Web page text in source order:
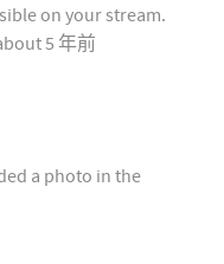
on your stream.
5 年前
a photo in the